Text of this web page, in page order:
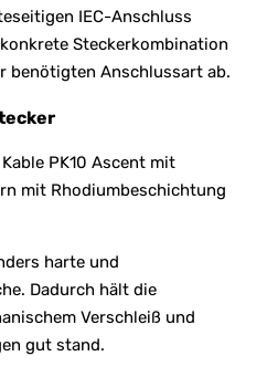
IEC-Anschluss
Steckerkombination
benötigten Anschlussart ab.
PK10 Ascent mit
mit Rhodiumbeschichtung
harte und
Dadurch hält die
Verschleiß und
gut stand.